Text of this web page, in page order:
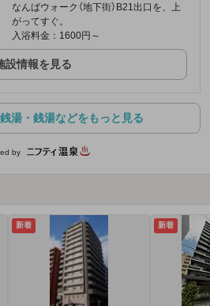
なんばウォーク（地下街）B21出口を、上
がってすぐ。
入浴料金：1600円～
設情報を見る
湯・銭湯などをもっと見る
by
新着 新着